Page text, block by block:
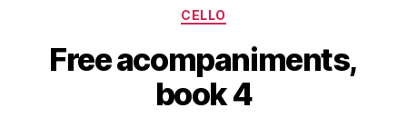
Categories
CELLO
Free acompaniments,
book 4